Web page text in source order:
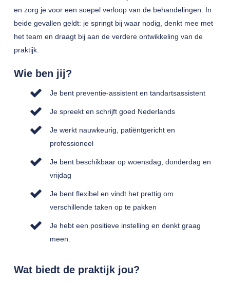
en zorg je voor een soepel verloop van de behandelingen. In
beide gevallen geldt: je springt bij waar nodig, denkt mee met
het team en draagt bij aan de verdere ontwikkeling van de
praktijk.
Wie ben jij?
Je bent preventie-assistent en tandartsassistent
Je spreekt en schrijft goed Nederlands
Je werkt nauwkeurig, patiëntgericht en
professioneel
Je bent beschikbaar op woensdag, donderdag en
vrijdag
Je bent flexibel en vindt het prettig om
verschillende taken op te pakken
Je hebt een positieve instelling en denkt graag
meen.
Wat biedt de praktijk jou?